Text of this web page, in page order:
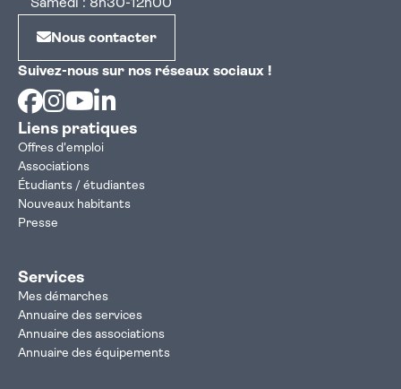
Samedi : 8h30-12h00
Nous contacter
Suivez-nous sur nos réseaux sociaux !
Facebook
Instagram
Youtube
Liens pratiques
Offres d'emploi
Associations
Étudiants / étudiantes
Nouveaux habitants
Presse
Services
Mes démarches
Annuaire des services
Annuaire des associations
Annuaire des équipements